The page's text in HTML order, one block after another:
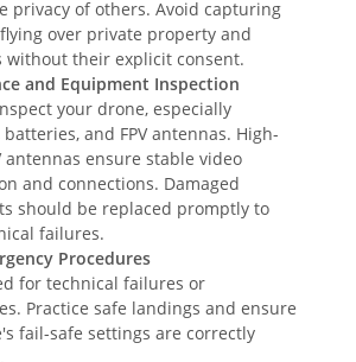
privacy of others. Avoid capturing
over private property and
without their explicit consent.
and Equipment Inspection
your drone, especially
and FPV antennas. High-
antennas ensure stable video
and connections. Damaged
should be replaced promptly to
failures.
Procedures
for technical failures or
Practice safe landings and ensure
fail-safe settings are correctly